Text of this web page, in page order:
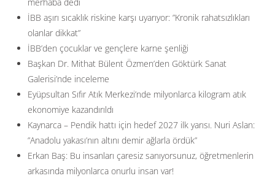
İBB aşırı sıcaklık riskine karşı uyarıyor: ”Kronik rahatsızlıkları
olanlar dikkat”
İBB’den çocuklar ve gençlere karne şenliği
Başkan Dr. Mithat Bülent Özmen’den Göktürk Sanat
Galerisi’nde inceleme
Eyüpsultan Sıfır Atık Merkezi’nde milyonlarca kilogram atık
ekonomiye kazandırıldı
Kaynarca – Pendik hattı için hedef 2027 ilk yarısı. Nuri Aslan:
”Anadolu yakası’nın altını demir ağlarla ördük”
Erkan Baş: Bu insanları çaresiz sanıyorsunuz, öğretmenlerin
arkasında milyonlarca onurlu insan var!